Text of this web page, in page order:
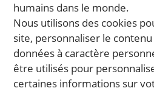
humains dans le monde.
Nous utilisons des cookies
site, personnaliser le
données à caractère
être utilisés pour
certaines informations sur